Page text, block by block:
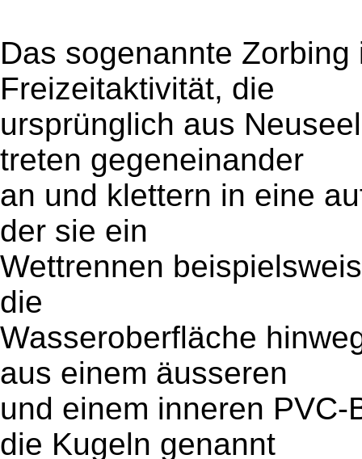
Das sogenannte
Freizeitaktivität, die
ursprünglich aus
treten gegeneinander
an und klettern in eine
der sie ein
Wettrennen
die
Wasseroberfläche
aus einem äusseren
und einem inneren
die Kugeln genannt